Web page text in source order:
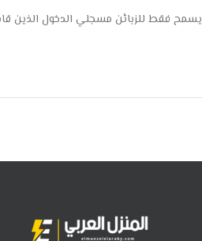
يسمح فقط للزبائن مسجلي الدخول الذين